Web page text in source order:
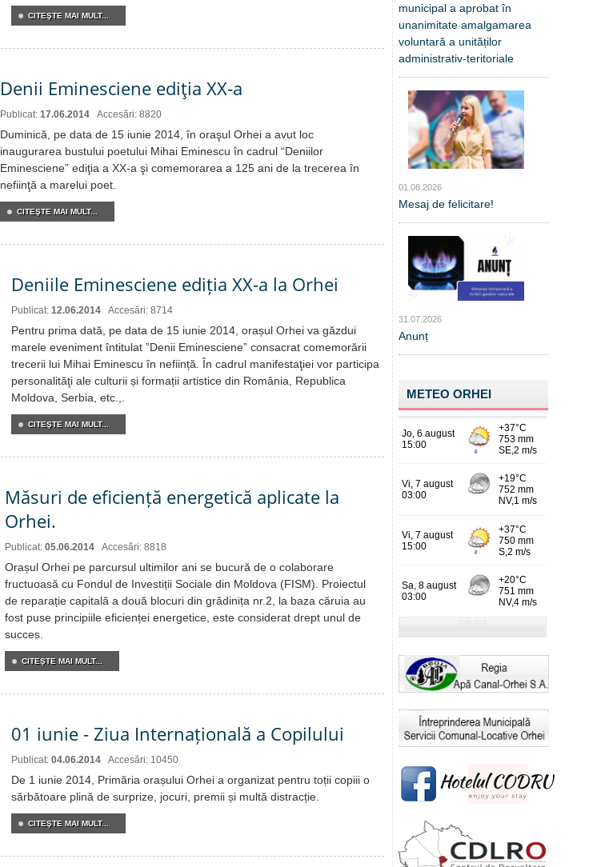
CITEŞTE MAI MULT...
Denii Eminesciene ediţia XX-a
Publicat: 17.06.2014 Accesări: 8820
Duminică, pe data de 15 iunie 2014, în oraşul Orhei a avut loc
inaugurarea bustului poetului Mihai Eminescu în cadrul “Deniilor
Eminesciene” ediţia a XX-a şi comemorarea a 125 ani de la trecerea în
nefiinţă a marelui poet.
CITEŞTE MAI MULT...
Deniile Eminesciene ediția XX-a la Orhei
Publicat: 12.06.2014 Accesări: 8714
Pentru prima dată, pe data de 15 iunie 2014, orașul Orhei va găzdui
marele eveniment întitulat ”Denii Eminesciene” consacrat comemorării
trecerii lui Mihai Eminescu în neființă. În cadrul manifestaţiei vor participa
personalităţi ale culturii și formații artistice din România, Republica
Moldova, Serbia, etc.,.
CITEŞTE MAI MULT...
Măsuri de eficiență energetică aplicate la
Orhei.
Publicat: 05.06.2014 Accesări: 8818
Orașul Orhei pe parcursul ultimilor ani se bucură de o colaborare
fructuoasă cu Fondul de Investiții Sociale din Moldova (FISM). Proiectul
de reparație capitală a două blocuri din grădinița nr.2, la baza căruia au
fost puse principiile eficienței energetice, este considerat drept unul de
succes.
CITEŞTE MAI MULT...
01 iunie - Ziua Internațională a Copilului
Publicat: 04.06.2014 Accesări: 10450
De 1 iunie 2014, Primăria orașului Orhei a organizat pentru toții copiii o
sărbătoare plină de surprize, jocuri, premii și multă distracție.
CITEŞTE MAI MULT...
municipal a aprobat în
unanimitate amalgamarea
voluntară a unităților
administrativ-teritoriale
01.08.2026
Mesaj de felicitare!
31.07.2026
Anunț
METEO ORHEI